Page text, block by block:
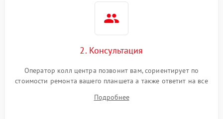
2. Консультация
Оператор колл центра позвонит вам, сориентирует по
стоимости ремонта вашего планшета а также ответит на все
Подробнее